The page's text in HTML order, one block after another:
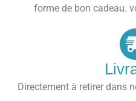
forme de bon cadeau.
Directement à retirer dans